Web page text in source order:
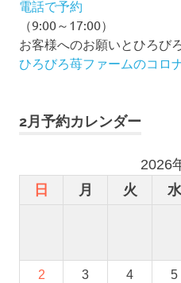
電話で予約
（9:00～17:00）
お客様へのお願いとひろび
ひろびろ苺ファームのコロ
2月予約カレンダー
2026
日
月 火 水
2 3 4 5